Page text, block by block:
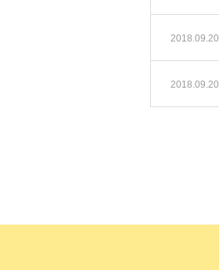
2018.09.20
2018.09.20